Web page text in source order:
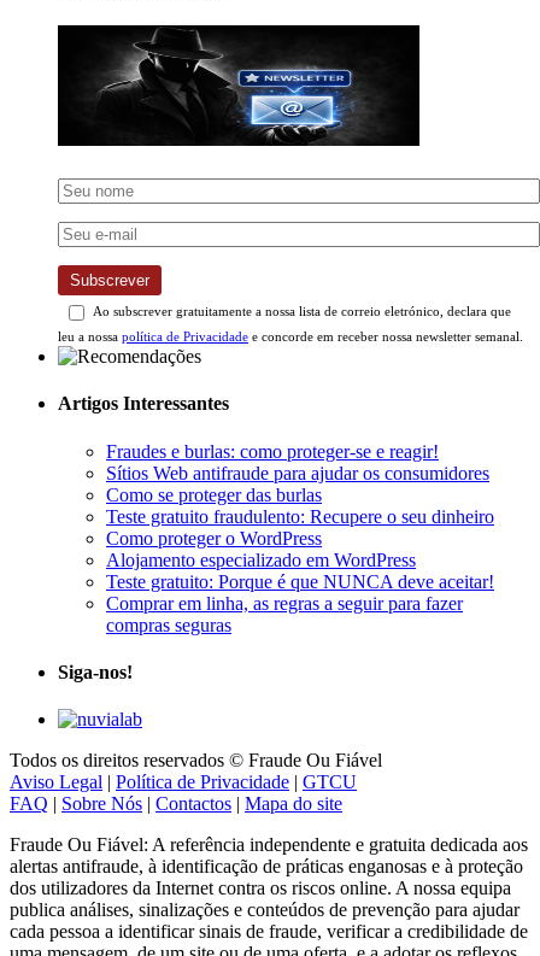
Subscrever
Ao subscrever gratuitamente a nossa lista de correio eletrónico, declara que
leu a nossa política de Privacidade e concorde em receber nossa newsletter semanal.
Artigos Interessantes
Fraudes e burlas: como proteger-se e reagir!
Sítios Web antifraude para ajudar os consumidores
Como se proteger das burlas
Teste gratuito fraudulento: Recupere o seu dinheiro
Como proteger o WordPress
Alojamento especializado em WordPress
Teste gratuito: Porque é que NUNCA deve aceitar!
Comprar em linha, as regras a seguir para fazer
compras seguras
Siga-nos!
Todos os direitos reservados © Fraude Ou Fiável
Aviso Legal | Política de Privacidade | GTCU
FAQ | Sobre Nós | Contactos | Mapa do site
Fraude Ou Fiável: A referência independente e gratuita dedicada aos
alertas antifraude, à identificação de práticas enganosas e à proteção
dos utilizadores da Internet contra os riscos online. A nossa equipa
publica análises, sinalizações e conteúdos de prevenção para ajudar
cada pessoa a identificar sinais de fraude, verificar a credibilidade de